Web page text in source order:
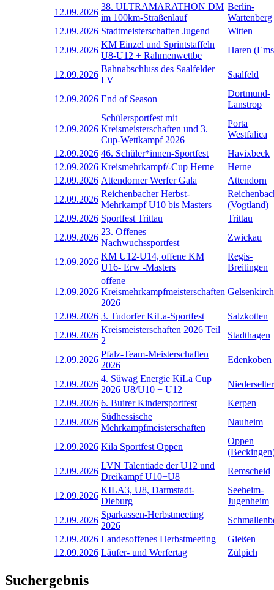
12.09.2026
38. ULTRAMARATHON DM
im 100km-Straßenlauf
Berlin-
Wartenberg
12.09.2026 Stadtmeisterschaften Jugend
Witten
12.09.2026
KM Einzel und Sprintstaffeln
U8-U12 + Rahmenwettbe
Haren
12.09.2026
Bahnabschluss des Saalfelder
LV
Saalfeld
12.09.2026 End of Season
Dortmund-
Lanstrop
12.09.2026
Schülersportfest mit
Kreismeisterschaften und 3.
Cup-Wettkampf 2026
Porta
Westfalica
12.09.2026 46. Schüler*innen-Sportfest
Havixbeck
12.09.2026 Kreismehrkampf/-Cup Herne
Herne
12.09.2026 Attendorner Werfer Gala
Attendorn
12.09.2026
Reichenbacher Herbst-
Mehrkampf U10 bis Masters
(Vogtland)
12.09.2026 Sportfest Trittau
Trittau
12.09.2026
23. Offenes
Nachwuchssportfest
Zwickau
12.09.2026
KM U12-U14, offene KM
U16- Erw -Masters
Regis-
Breitingen
12.09.2026
offene
Kreismehrkampfmeisterschaften
2026
12.09.2026 3. Tudorfer KiLa-Sportfest
Salzkotten
12.09.2026
Kreismeisterschaften 2026 Teil
2
Stadthagen
12.09.2026
Pfalz-Team-Meisterschaften
2026
Edenkoben
12.09.2026
4. Süwag Energie KiLa Cup
2026 U8/U10 + U12
12.09.2026 6. Buirer Kindersportfest
Kerpen
12.09.2026
Südhessische
Mehrkampfmeisterschaften
Nauheim
12.09.2026 Kila Sportfest Oppen
Oppen
12.09.2026
LVN Talentiade der U12 und
Dreikampf U10+U8
Remscheid
12.09.2026
KILA3, U8, Darmstadt-
Dieburg
Seeheim-
Jugenheim
12.09.2026
Sparkassen-Herbstmeeting
2026
12.09.2026 Landesoffenes Herbstmeeting
Gießen
12.09.2026 Läufer- und Werfertag Zülpich
Suchergebnis